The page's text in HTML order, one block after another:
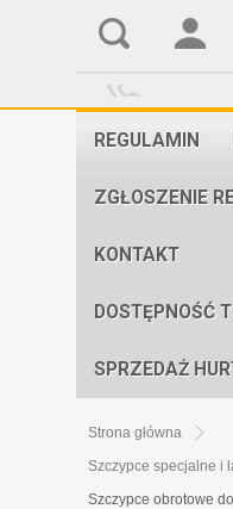
REGULAMIN
ZGŁOSZENIE
KONTAKT
DOSTĘPNOŚĆ
SPRZEDAŻ
Strona główna
Szczypce specjalne i
Szczypce obrotowe